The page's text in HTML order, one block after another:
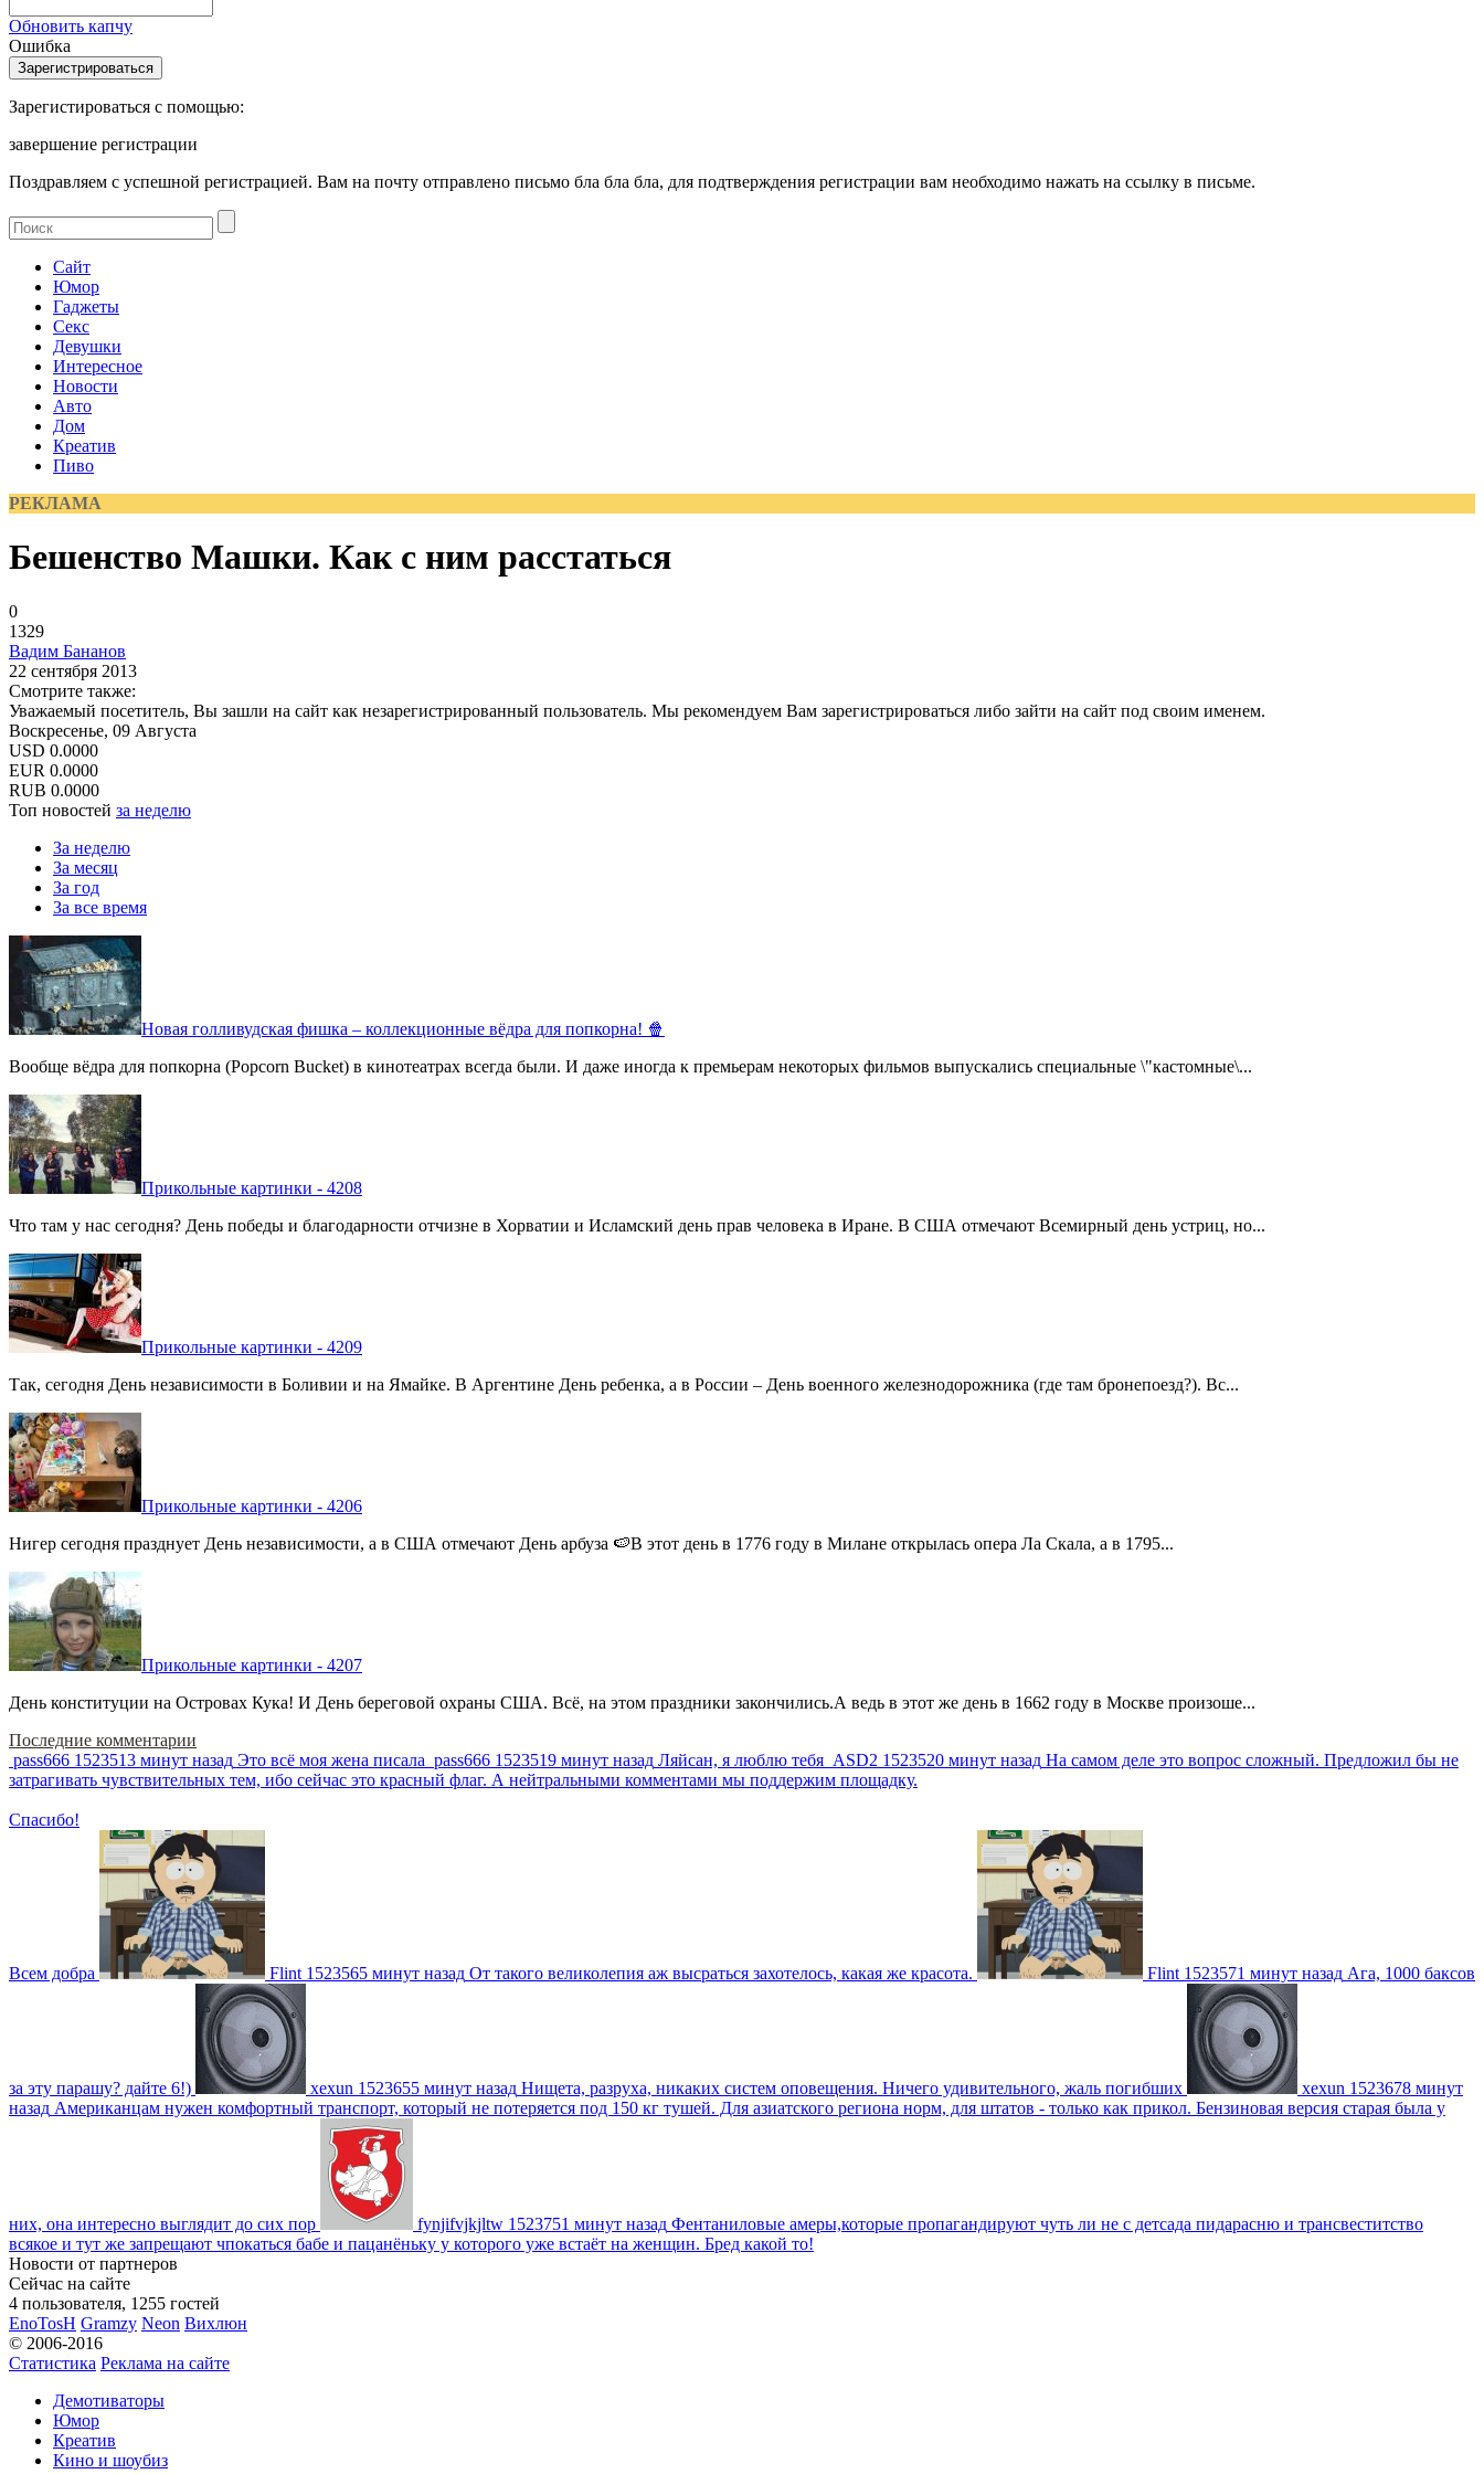
Обновить капчу
Ошибка
Зарегистироваться с помощью:
завершение регистрации
Поздравляем с успешной регистрацией. Вам на почту отправлено письмо бла бла бла, для подтверждения регистрации вам необходимо нажать на ссылку в письме.
Сайт
Юмор
Гаджеты
Секс
Девушки
Интересное
Новости
Авто
Дом
Креатив
Пиво
РЕКЛАМА
Бешенство Машки. Как с ним расстаться
0
1329
Вадим Бананов
22 сентября 2013
Смотрите также:
Уважаемый посетитель, Вы зашли на сайт как незарегистрированный пользователь. Мы рекомендуем Вам зарегистрироваться либо зайти на сайт под своим именем.
Воскресенье, 09 Августа
USD 0.0000
EUR 0.0000
RUB 0.0000
Топ новостей за неделю
За неделю
За месяц
За год
За все время
Новая голливудская фишка – коллекционные вёдра для попкорна! 🍿
Вообще вёдра для попкорна (Popcorn Bucket) в кинотеатрах всегда были. И даже иногда к премьерам некоторых фильмов выпускались специальные \"кастомные\...
Прикольные картинки - 4208
Что там у нас сегодня? День победы и благодарности отчизне в Хорватии и Исламский день прав человека в Иране. В США отмечают Всемирный день устриц, но...
Прикольные картинки - 4209
Так, сегодня День независимости в Боливии и на Ямайке. В Аргентине День ребенка, а в России – День военного железнодорожника (где там бронепоезд?). Вс...
Прикольные картинки - 4206
Нигер сегодня празднует День независимости, а в США отмечают День арбуза 🍉В этот день в 1776 году в Милане открылась опера Ла Скала, а в 1795...
Прикольные картинки - 4207
День конституции на Островах Кука! И День береговой охраны США. Всё, на этом праздники закончились.А ведь в этот же день в 1662 году в Москве произоше...
Последние комментарии
pass666 1523513 минут назад Это всё моя жена писала pass666 1523519 минут назад Ляйсан, я люблю тебя ASD2 1523520 минут назад На самом деле это вопрос сложный. Предложил бы не
затрагивать чувствительных тем, ибо сейчас это красный флаг. А нейтральными комментами мы поддержим площадку.
Спасибо!
Всем добра Flint 1523565 минут назад От такого великолепия аж высраться захотелось, какая же красота. Flint 1523571 минут назад Ага, 1000 баксов
за эту парашу? дайте 6!) xexun 1523655 минут назад Нищета, разруха, никаких систем оповещения. Ничего удивительного, жаль погибших xexun 1523678 минут
назад Американцам нужен комфортный транспорт, который не потеряется под 150 кг тушей. Для азиатского региона норм, для штатов - только как прикол. Бензиновая версия старая была у
них, она интересно выглядит до сих пор fynjifvjkjltw 1523751 минут назад Фентаниловые амеры,которые пропагандируют чуть ли не с детсада пидарасню и трансвеститство
всякое и тут же запрещают чпокаться бабе и пацанёньку у которого уже встаёт на женщин. Бред какой то!
Новости от партнеров
Сейчас на сайте
4 пользователя, 1255 гостей
EnoTosH Gramzy Neon Вихлюн
© 2006-2016
Статистика Реклама на сайте
Демотиваторы
Юмор
Креатив
Кино и шоубиз